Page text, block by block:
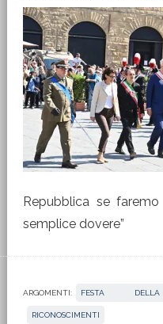
Repubblica se
semplice dovere”
ARGOMENTI: FESTA
RICONOSCIMENTI